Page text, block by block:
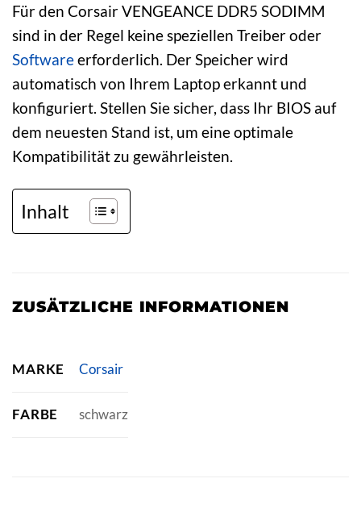
Für den Corsair VENGEANCE DDR5 SODIMM
sind in der Regel keine speziellen Treiber oder
Softwareerforderlich. Der Speicher wird
automatisch von Ihrem Laptop erkannt und
konfiguriert. Stellen Sie sicher, dass Ihr BIOS auf
dem neuesten Stand ist, um eine optimale
Kompatibilität zu gewährleisten.
Inhalt
ZUSÄTZLICHE INFORMATIONEN
MARKE Corsair
FARBE schwarz